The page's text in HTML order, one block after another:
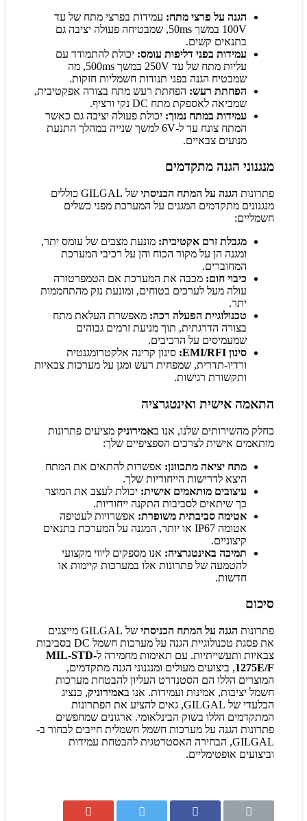
הגנה על פרצי מתח: עמידות בפרצי מתח של עד
100V במשך 50ms, שמבטיחה פעולה יציבה גם
בתנאים קשים.
עמידות בפני דליפות עומס: יכולת להתמודד עם
עליות מתח של עד 250V במשך 500ms, מה
שמבטיח הגנה בפני תנודות חשמליות חזקות.
הפחתת רעש: הפחתת רעש מתח בצורה אפקטיבית,
שמביאה לאספקת מתח DC נקי ורציף.
עמידות במתח נמוך: יכולת פעולה יציבה גם כאשר
המתח צונח עד ל-6V למשך שנייה במהלך התנעת
מנועים צבאיים.
מנגנוני הגנה מתקדמים
פתרונות הגנה על המתח הכניסתי
של GILGAL כוללים
מנגנונים מתקדמים המגנים על המערכת מפני כשלים
חשמליים:
מגבלת זרם אקטיבית: מונעת מצבים של עומס יתר,
ומגנה הן על מקור הכוח והן על רכיבי המערכת
המחוברים.
כיבוי חום: מכבה את המערכת אם הטמפרטורה
עולה מעל לערכים בטוחים, ומונעת נזק מהתחממות
יתר.
טכנולוגיית הפעלה רכה: מאפשרת העלאת מתח
בצורה הדרגתית, תוך מניעת זרמים גבוהים
שמעמיסים על הרכיבים.
סינון EMI/RFI:
סינון קרינה אלקטרומגנטית
ורדיו-תדרית, שמפחית רעש ומגן על מערכות צבאיות
ותקשורת רגישות.
התאמה אישית ואינטגרציה
כחלק מהשירותים שלנו, אנו באמירוניק מציעים פתרונות
מותאמים אישית לצרכים הספציפיים שלך:
מתח יציאה מתכוונן: אפשרות להתאים את המתח
היצא לדרישות הייחודיות שלך.
עיצובים מותאמים אישית: יכולת לעצב את המוצר
כך שיתאים לסביבות התקנה ייחודיות.
אטימה סביבתית משופרת: אפשרויות לעטיפה
אטומה IP67 או יותר, המגנה על המערכת בתנאים
קיצוניים.
תמיכה באינטגרציה: אנו מספקים ליווי מקצועי
להטמעה של פתרונות אלו במערכות קיימות או
חדשות.
סיכום
פתרונות הגנה על המתח הכניסתי
של GILGAL מייצגים
את פסגת טכנולוגיית הגנה על מערכות חשמל DC בסביבות
צבאיות ותעשייתיות. עם תאימות מחמירה לMIL-STD-
1275E/F, ביצועים מעולים ומנגנוני הגנה מתקדמים,
המוצרים הללו הם הסטנדרט העליון להבטחת מערכות
חשמל יציבות, אמינות ועמידות. אנו באמירוניק, כנציג
הבלעדי של GILGAL, גאים להציע את הפתרונות
המתקדמים הללו בשוק הבינלאומי. ארגונים שמחפשים
פתרונות הגנה על מערכות חשמל חשמלית חייבים לבחור ב-
GILGAL, הבחירה האסטרטגית להבטחת עמידות
וביצועים אופטימליים.